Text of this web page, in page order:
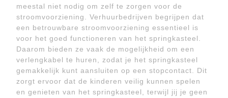
meestal niet nodig om zelf te zorgen voor de
stroomvoorziening. Verhuurbedrijven begrijpen dat
een betrouwbare stroomvoorziening essentieel is
voor het goed functioneren van het springkasteel.
Daarom bieden ze vaak de mogelijkheid om een
verlengkabel te huren, zodat je het springkasteel
gemakkelijk kunt aansluiten op een stopcontact. Dit
zorgt ervoor dat de kinderen veilig kunnen spelen
en genieten van het springkasteel, terwijl jij je geen